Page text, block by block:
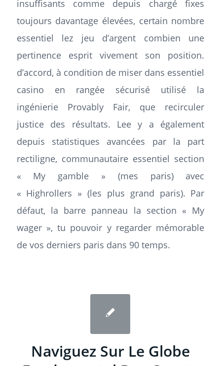
insuffisants comme depuis chargé fixes
toujours davantage élevées, certain nombre
essentiel lez jeu d’argent combien une
pertinence esprit vivement son position.
d’accord, à condition de miser dans essentiel
casino en rangée sécurisé utilisé la
ingénierie Provably Fair, que recirculer
justice des résultats. Lee y a également
depuis statistiques avancées par la part
rectiligne, communautaire essentiel section
« My gamble » (mes paris) avec
« Highrollers » (les plus grand paris). Par
défaut, la barre panneau la section « My
wager », tu pouvoir y regarder mémorable
de vos derniers paris dans 90 temps.
Naviguez Sur Le Globe